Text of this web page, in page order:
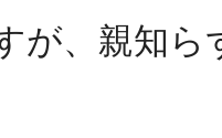
が、親知ら